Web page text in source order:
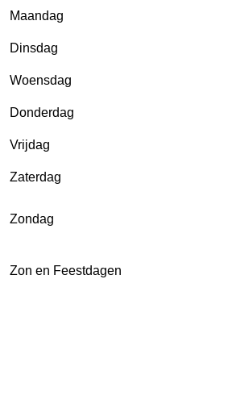
Maandag
Dinsdag
Woensdag
Donderdag
Vrijdag
Zaterdag
Zondag
Zon en Feestdagen